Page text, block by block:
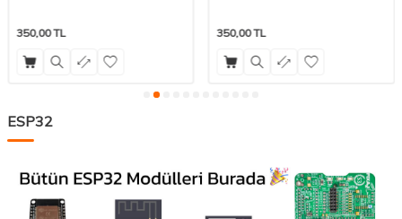
350,00TL 350,00TL
ESP32